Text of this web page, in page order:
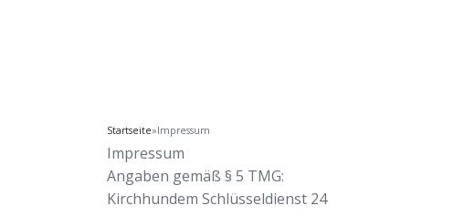
Startseite»Impressum
Impressum
Angaben gemäß § 5 TMG:
Kirchhundem Schlüsseldienst 24